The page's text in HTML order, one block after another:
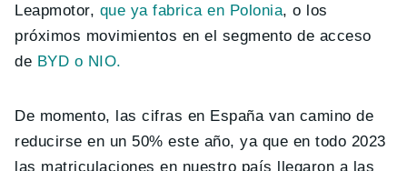
Leapmotor, que ya fabrica en Polonia, o los
próximos movimientos en el segmento de acceso
de BYD o NIO.
De momento, las cifras en España van camino de
reducirse en un 50% este año, ya que en todo 2023
las matriculaciones en nuestro país llegaron a las